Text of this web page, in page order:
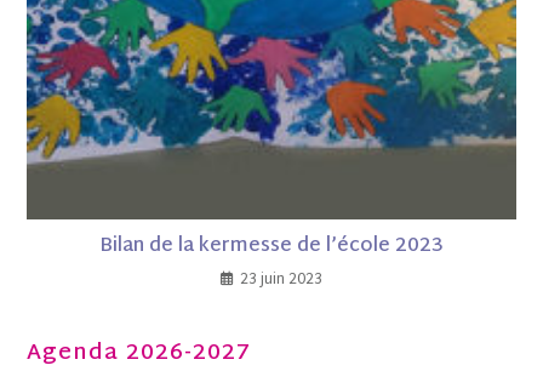
Bilan de la kermesse de l’école 2023
23 juin 2023
Agenda 2026-2027